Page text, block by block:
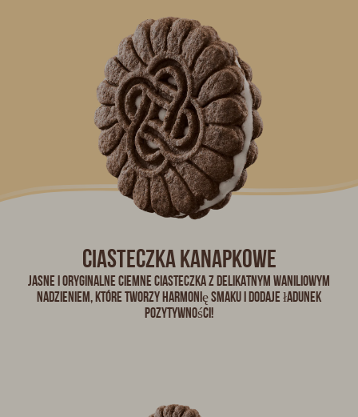
Ciasteczka kanapkowe
Jasne i oryginalne ciemne ciasteczka z delikatnym waniliowym
nadzieniem, które tworzy harmonię smaku i dodaje ładunek
pozytywności!